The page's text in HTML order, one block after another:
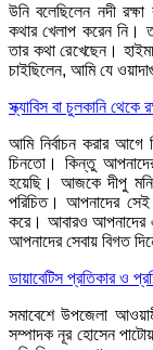
উনি বলেছিলেন নদী
কথার খেলাপ করেন নি।
তার কথা রেখেছেন।
চাইছিলেন, আমি যে
স্ক্যাবিস বা চুলকানি থেকে
আমি নির্বাচন করার আগে
চিনতো। কিন্তু আপনাদের
হয়েছি। আজকে দীপু মনি
পরিচিত। আপনাদের
করে। আবারও আপনাদের
আপনাদের সেবায় বিগত
ডায়াবেটিস প্রতিকার ও
সমাবেশে উপজেলা
সম্পাদক নূর হোসেন